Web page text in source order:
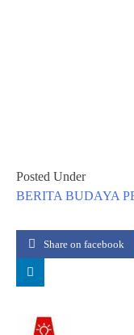
Posted Under
BERITA BUDAYA
Share on facebook